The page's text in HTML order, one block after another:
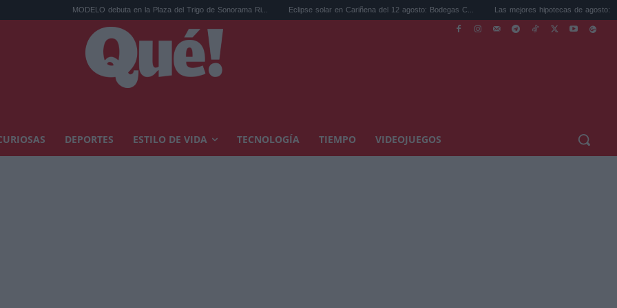
MODELO debuta en la Plaza del Trigo de Sonorama Ri... Eclipse solar en Cariñena del 12 agosto: Bodegas C... Las mejores hipotecas de agosto: el TAE más
DEPORTES ESTILO DE VIDA TECNOLOGÍA TIEMPO VIDEOJUEGOS